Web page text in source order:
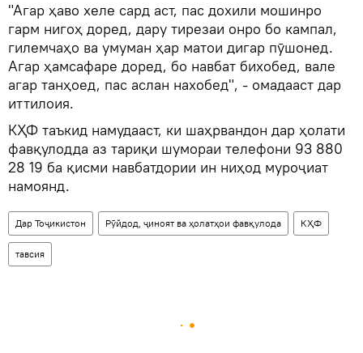
"Агар ҳаво хеле сард аст, пас дохили мошинро
гарм нигоҳ доред, дару тирезаи онро бо кампал,
гилемчаҳо ва умуман ҳар матои дигар пӯшонед.
Агар ҳамсафаре доред, бо навбат бихобед, вале
агар танҳоед, пас аслан нахобед", - омадааст дар
иттилоия.
КҲФ таъкид намудааст, ки шаҳрвандон дар ҳолати
фавқулодда аз тариқи шумораи телефони 93 880
28 19 ба қисми навбатдории ин ниҳод муроҷиат
намоянд.
Дар Тоҷикистон Рӯйдод, ҷиноят ва ҳолатҳои фавқулода КҲФ
тавсия